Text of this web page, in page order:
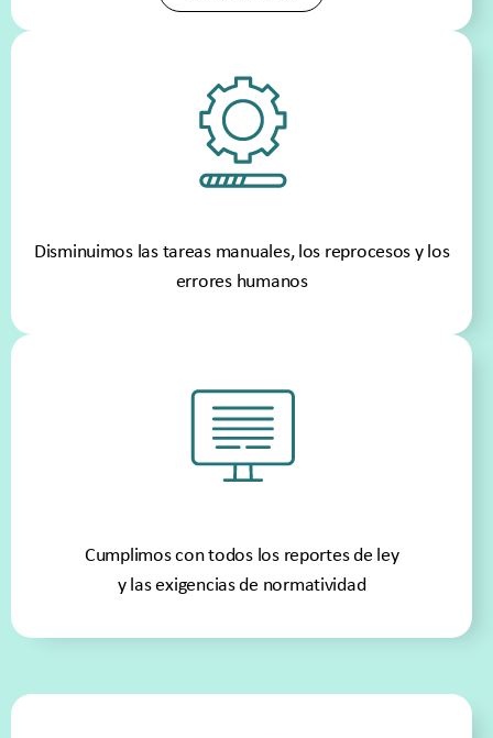
Disminuimos las tareas manuales, los reprocesos y los
errores humanos
Cumplimos con todos los reportes de ley
y las exigencias de normatividad